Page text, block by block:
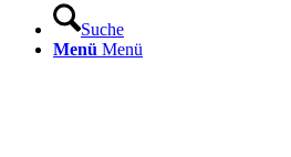
Suche
Menü Menü